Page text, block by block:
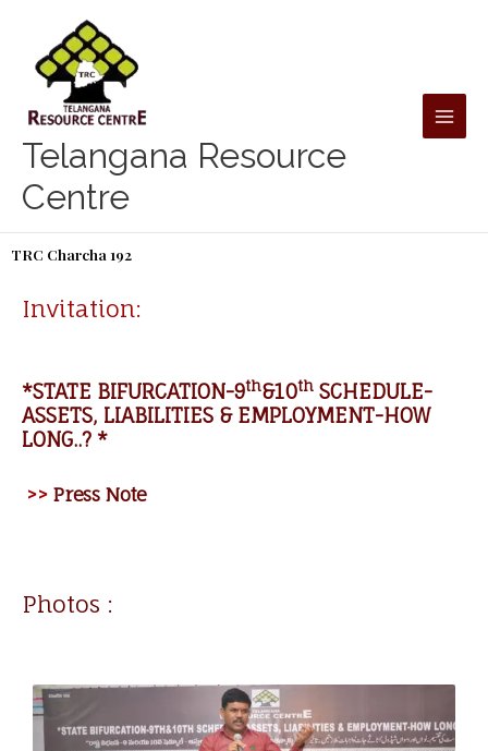
content
Telangana Resource
Centre
TRC Charcha 192
Invitation:
*STATE BIFURCATION-9th&10th SCHEDULE-
ASSETS, LIABILITIES & EMPLOYMENT-HOW
LONG..? *
>> Press Note
Photos :